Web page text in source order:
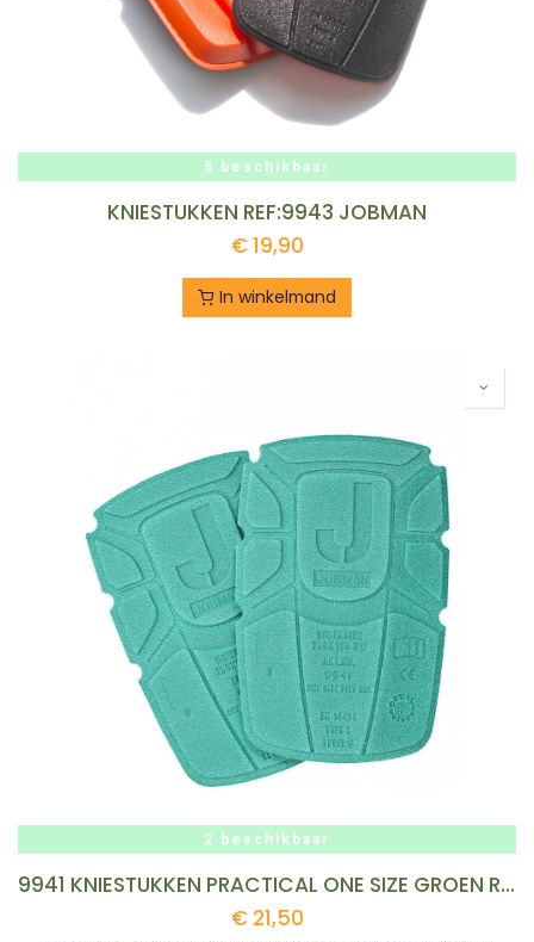
5 beschikbaar
KNIESTUKKEN REF:9943 JOBMAN
€19,90
In winkelmand
2 beschikbaar
9941 KNIESTUKKEN PRACTICAL ONE SIZE GROEN REF:9941-84-7400-ONE-SIZE JOBMAN
€ 21,50